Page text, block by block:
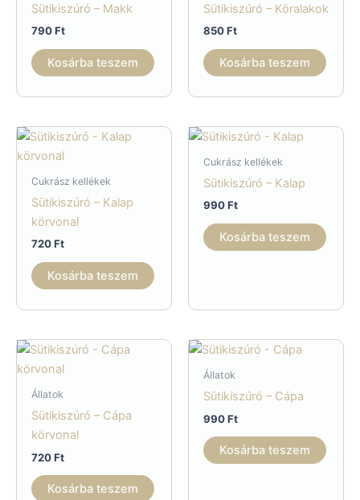
Sütikiszúró – Makk
790Ft
Kosárba teszem
Sütikiszúró – Köralakok
850Ft
Kosárba teszem
Cukrász kellékek
Sütikiszúró – Kalap
körvonal
720Ft
Kosárba teszem
Cukrász kellékek
Sütikiszúró – Kalap
990Ft
Kosárba teszem
Állatok
Sütikiszúró – Cápa
körvonal
720Ft
Kosárba teszem
Állatok
Sütikiszúró – Cápa
990Ft
Kosárba teszem